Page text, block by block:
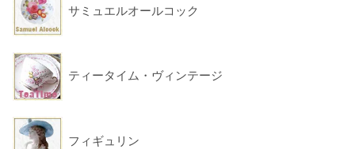
サミュエルオールコック
ティータイム・ヴィンテージ
フィギュリン